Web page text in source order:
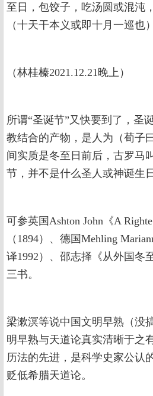
至日，包饺子，吃汤圆或混沌
（十天干本义或即十月一巡也）
（林桂榛2021.12.21晚上）
所谓“圣诞节”又快要到了，圣
教结合的产物，是人为（荀子
间实质是冬至日前后，古罗马
节，并不是什么圣人或神诞生日
可参英国Ashton John《A Righte
（1894）、德国Mehling
译1992）、邵志择《从外国冬
三书。
梁漱溟等说中国文明早熟（没
明早熟与天道论真实清晰于之
历法的先进，是科学史家公认
贬低希腊天道论。